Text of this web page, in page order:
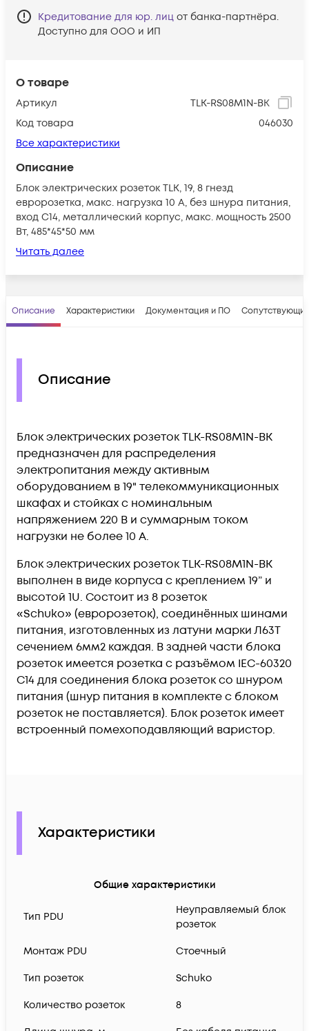
О товаре
Артикул
TLK-RS08M1N-BK
Код товара
046030
Все характеристики
Описание
Блок электрических розеток TLK, 19, 8 гнезд
евророзетка, макс. нагрузка 10 А, без шнура питания,
вход С14, металлический корпус, макс. мощность 2500
Вт, 485*45*50 мм
Читать далее
Кредитование для юр. лиц от банка-партнёра.
Доступно для ООО и ИП
Описание Характеристики Документация и ПО
Описание
Блок электрических розеток TLK-RS08M1N-BK
предназначен для распределения
электропитания между активным
оборудованием в 19" телекоммуникационных
шкафах и стойках с номинальным
напряжением 220 В и суммарным током
нагрузки не более 10 А.
Блок электрических розеток TLK-RS08M1N-BK
выполнен в виде корпуса с креплением 19” и
высотой 1U. Состоит из 8 розеток
«Schuko» (евророзеток), соединённых шинами
питания, изготовленных из латуни марки Л63Т
сечением 6мм2 каждая. В задней части блока
розеток имеется розетка с разъёмом IEC-60320
C14 для соединения блока розеток со шнуром
питания (шнур питания в комплекте с блоком
розеток не поставляется). Блок розеток имеет
встроенный помехоподавляющий варистор.
Характеристики
Общие характеристики
Тип PDU
Неуправляемый блок
розеток
Монтаж PDU Стоечный
Тип розеток Schuko
Количество розеток 8